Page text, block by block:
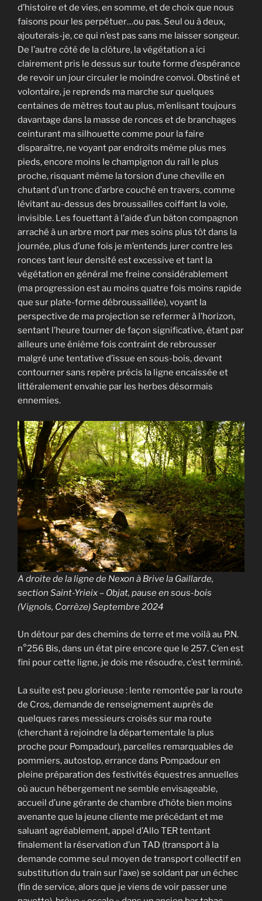
d’histoire et de vies, en somme, et de choix que nous
faisons pour les perpétuer…ou pas. Seul ou à deux,
ajouterais-je, ce qui n’est pas sans me laisser songeur.
De l’autre côté de la clôture, la végétation a ici
clairement pris le dessus sur toute forme d’espérance
de revoir un jour circuler le moindre convoi. Obstiné et
volontaire, je reprends ma marche sur quelques
centaines de mètres tout au plus, m’enlisant toujours
davantage dans la masse de ronces et de branchages
ceinturant ma silhouette comme pour la faire
disparaître, ne voyant par endroits même plus mes
pieds, encore moins le champignon du rail le plus
proche, risquant même la torsion d’une cheville en
chutant d’un tronc d’arbre couché en travers, comme
lévitant au-dessus des broussailles coiffant la voie,
invisible. Les fouettant à l’aide d’un bâton compagnon
arraché à un arbre mort par mes soins plus tôt dans la
journée, plus d’une fois je m’entends jurer contre les
ronces tant leur densité est excessive et tant la
végétation en général me freine considérablement
(ma progression est au moins quatre fois moins rapide
que sur plate-forme débroussaillée), voyant la
perspective de ma projection se refermer à l’horizon,
sentant l’heure tourner de façon significative, étant par
ailleurs une énième fois contraint de rebrousser
malgré une tentative d’issue en sous-bois, devant
contourner sans repère précis la ligne encaissée et
littéralement envahie par les herbes désormais
ennemies.
A droite de la ligne de Nexon à Brive la Gaillarde,
section Saint-Yrieix – Objat, pause en sous-bois
(Vignols, Corrèze) Septembre 2024
Un détour par des chemins de terre et me voilà au P.N.
n°256 Bis, dans un état pire encore que le 257. C’en est
fini pour cette ligne, je dois me résoudre, c’est terminé.
La suite est peu glorieuse : lente remontée par la route
de Cros, demande de renseignement auprès de
quelques rares messieurs croisés sur ma route
(cherchant à rejoindre la départementale la plus
proche pour Pompadour), parcelles remarquables de
pommiers, autostop, errance dans Pompadour en
pleine préparation des festivités équestres annuelles
où aucun hébergement ne semble envisageable,
accueil d’une gérante de chambre d’hôte bien moins
avenante que la jeune cliente me précédant et me
saluant agréablement, appel d’Allo TER tentant
finalement la réservation d’un TAD (transport à la
demande comme seul moyen de transport collectif en
substitution du train sur l’axe) se soldant par un échec
(fin de service, alors que je viens de voir passer une